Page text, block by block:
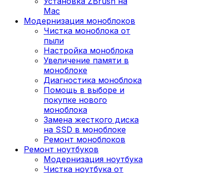
Mac
Модернизация моноблоков
Чистка моноблока от
пыли
Настройка моноблока
Увеличение памяти в
моноблоке
Диагностика моноблока
Помощь в выборе и
покупке нового
моноблока
Замена жесткого диска
на SSD в моноблоке
Ремонт моноблоков
Ремонт ноутбуков
Модернизация ноутбука
Чистка ноутбука от